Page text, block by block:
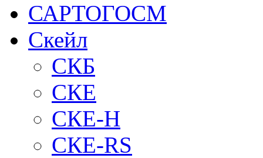
САРТОГОСМ
Скейл
СКБ
СКЕ
СКЕ-H
СКЕ-RS